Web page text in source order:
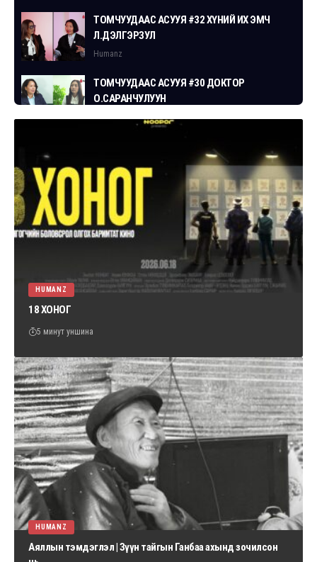
ТОМЧУУДААС АСУУЯ #32 ХҮНИЙ ИХ ЭМЧ
Л.ДЭЛГЭРЗУЛ
Humanz
ТОМЧУУДААС АСУУЯ #30 ДОКТОР
О.САРАНЧУЛУУН
Humanz
ТОМЧУУДААС АСУУЯ #29 СГЗ С.ЦОГТБАЯР
Humanz
ТОМЧУУДААС АСУУЯ #28 ХУУЛЬЧ
Г.ЭРДЭНЭБАТ
Humanz
HUMANZ
18 ХОНОГ
5 минут уншина
HUMANZ
Аяллын тэмдэглэл | Зүүн тайгын Ганбаа ахынд зочилсон